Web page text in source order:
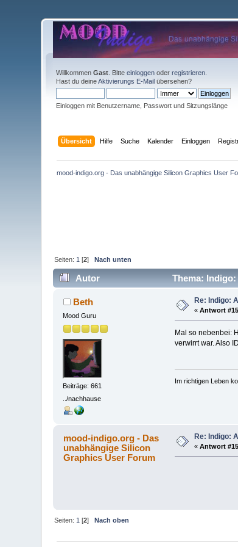
WillkommenGast . Bitteeinloggen oderregistrieren
Hast du deineAktivierungs E-Mail übersehen?
Einloggen mit Benutzername, Passwort und Sitzungslänge
Übersicht Hilfe Suche Kalender Einloggen
mood-indigo.org - Das unabhängige Silicon Graphics User
Seiten: 1 [2]Nach unten
Autor Thema:
Beth
Mood Guru
Beiträge: 661
../nachhause
Re: Indigo:
«Antwort
Mal so nebenbei:
verwirrt war. Also
Im richtigen Leben
mood-indigo.org - Das
unabhängige Silicon
Graphics User Forum
Re: Indigo:
«Antwort
Seiten:1 [2]
Nach oben